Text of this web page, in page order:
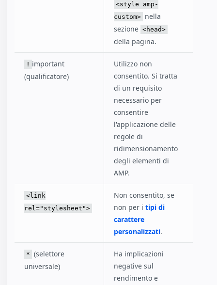
<style amp-
custom> nella
sezione <head>
della pagina.
! important
(qualificatore)
Utilizzo non
consentito. Si tratta
di un requisito
necessario per
consentire
l'applicazione delle
regole di
ridimensionamento
degli elementi di
AMP.
<link
rel="stylesheet">
Non consentito, se
non per i tipi di
carattere
personalizzati.
* (selettore
universale)
Ha implicazioni
negative sul
rendimento e